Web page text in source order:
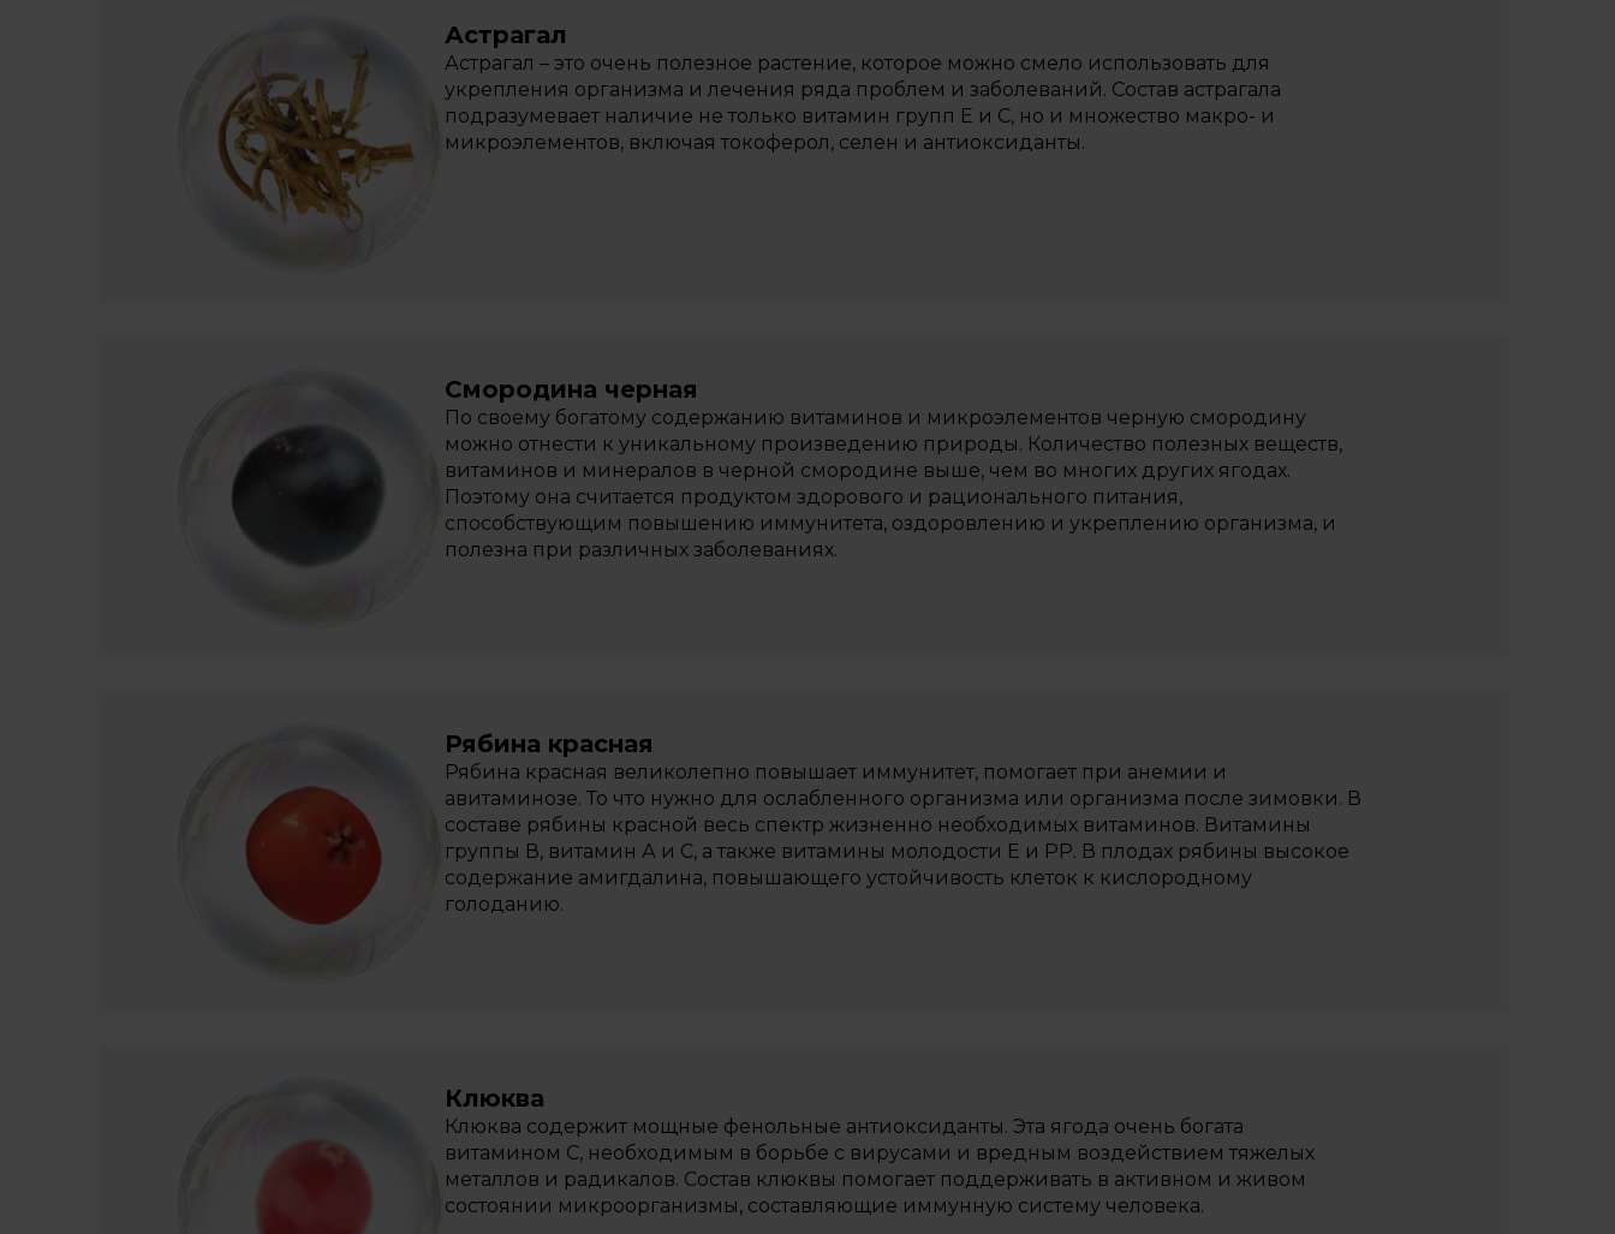
Астрагал
Астрагал – это очень полезное растение, которое можно смело использовать для
укрепления организма и лечения ряда проблем и заболеваний. Состав астрагала
подразумевает наличие не только витамин групп Е и С, но и множество макро- и
микроэлементов, включая токоферол, селен и антиоксиданты.
Смородина черная
По своему богатому содержанию витаминов и микроэлементов черную смородину
можно отнести к уникальному произведению природы. Количество полезных веществ,
витаминов и минералов в черной смородине выше, чем во многих других ягодах.
Поэтому она считается продуктом здорового и рационального питания,
способствующим повышению иммунитета, оздоровлению и укреплению организма, и
полезна при различных заболеваниях.
Рябина красная
Рябина красная великолепно повышает иммунитет, помогает при анемии и
авитаминозе. То что нужно для ослабленного организма или организма после зимовки. В
составе рябины красной весь спектр жизненно необходимых витаминов. Витамины
группы В, витамин А и С, а также витамины молодости Е и РР. В плодах рябины высокое
содержание амигдалина, повышающего устойчивость клеток к кислородному
голоданию.
Клюква
Клюква содержит мощные фенольные антиоксиданты. Эта ягода очень богата
витамином С, необходимым в борьбе с вирусами и вредным воздействием тяжелых
металлов и радикалов. Состав клюквы помогает поддерживать в активном и живом
состоянии микроорганизмы, составляющие иммунную систему человека.